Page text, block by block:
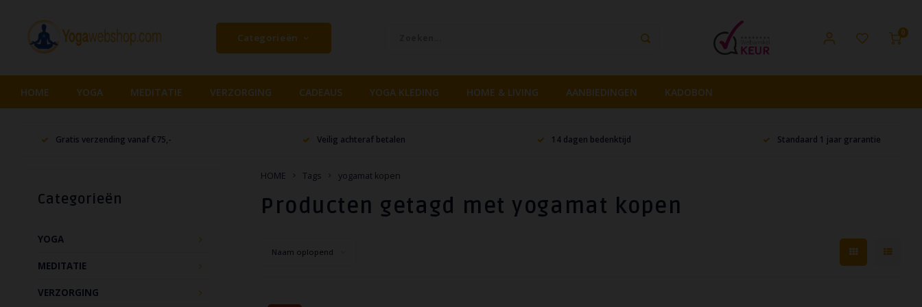
Categorieën 0
HOME YOGA MEDITATIE VERZORGING CADEAUS YOGA KLEDING HOME & LIVING AANBIEDINGEN KADOBON
Gratis verzending vanaf €75,- Veilig achteraf betalen 14 dagen bedenktijd Standaard 1 jaar grarantie
Categorieën
YOGA
MEDITATIE
VERZORGING
HOME Tags yogamat kopen
Producten getagd met yogamat kopen
Naam oplopend